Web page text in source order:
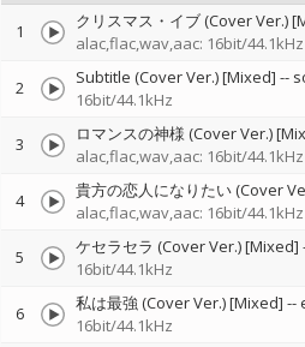
1 クリスマス・イブ (Cover Ver.)
alac,flac,wav,aac: 16bit/44.1kHz
2 Subtitle (Cover Ver.) [Mixed] --
16bit/44.1kHz
3 ロマンスの神様 (Cover Ver.)
alac,flac,wav,aac: 16bit/44.1kHz
4 貴方の恋人になりたい (Cover
alac,flac,wav,aac: 16bit/44.1kHz
5 ケセラセラ (Cover Ver.) [Mixed]
16bit/44.1kHz
6 私は最強 (Cover Ver.) [Mixed] --
16bit/44.1kHz